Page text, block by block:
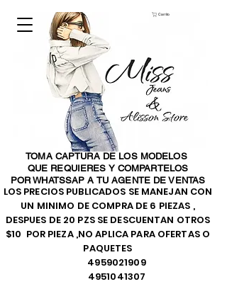
LOS PRECIOS PUBLICADOS SE MANEJAN CON
UN MINIMO DE COMPRA DE 6 PIEZAS ,
DESPUES DE 20 PZS SE DESCUENTAN OTROS
$10 POR PIEZA ,NO APLICA PARA OFERTAS O
PAQUETES
4959021909
4951041307
TOMA CAPTURA DE LOS MODELOS
QUE REQUIERES Y COMPARTELOS
POR WHATSSAP A TU AGENTE DE VENTAS
Carrito